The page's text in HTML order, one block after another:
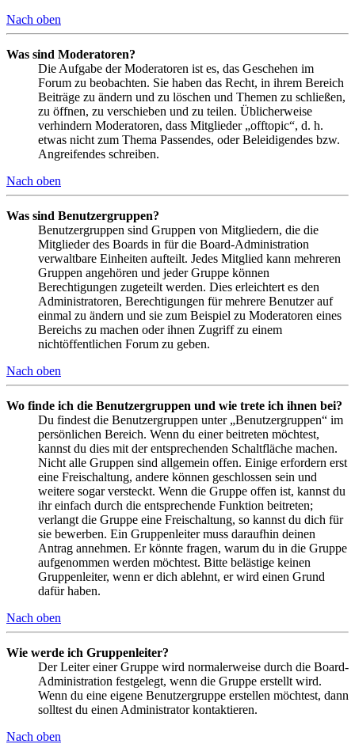
Nach oben
Was sind Moderatoren?
Die Aufgabe der Moderatoren ist es, das Geschehen im
Forum zu beobachten. Sie haben das Recht, in ihrem Bereich
Beiträge zu ändern und zu löschen und Themen zu schließen,
zu öffnen, zu verschieben und zu teilen. Üblicherweise
verhindern Moderatoren, dass Mitglieder „offtopic“, d. h.
etwas nicht zum Thema Passendes, oder Beleidigendes bzw.
Angreifendes schreiben.
Nach oben
Was sind Benutzergruppen?
Benutzergruppen sind Gruppen von Mitgliedern, die die
Mitglieder des Boards in für die Board-Administration
verwaltbare Einheiten aufteilt. Jedes Mitglied kann mehreren
Gruppen angehören und jeder Gruppe können
Berechtigungen zugeteilt werden. Dies erleichtert es den
Administratoren, Berechtigungen für mehrere Benutzer auf
einmal zu ändern und sie zum Beispiel zu Moderatoren eines
Bereichs zu machen oder ihnen Zugriff zu einem
nichtöffentlichen Forum zu geben.
Nach oben
Wo finde ich die Benutzergruppen und wie trete ich ihnen bei?
Du findest die Benutzergruppen unter „Benutzergruppen“ im
persönlichen Bereich. Wenn du einer beitreten möchtest,
kannst du dies mit der entsprechenden Schaltfläche machen.
Nicht alle Gruppen sind allgemein offen. Einige erfordern erst
eine Freischaltung, andere können geschlossen sein und
weitere sogar versteckt. Wenn die Gruppe offen ist, kannst du
ihr einfach durch die entsprechende Funktion beitreten;
verlangt die Gruppe eine Freischaltung, so kannst du dich für
sie bewerben. Ein Gruppenleiter muss daraufhin deinen
Antrag annehmen. Er könnte fragen, warum du in die Gruppe
aufgenommen werden möchtest. Bitte belästige keinen
Gruppenleiter, wenn er dich ablehnt, er wird einen Grund
dafür haben.
Nach oben
Wie werde ich Gruppenleiter?
Der Leiter einer Gruppe wird normalerweise durch die Board-
Administration festgelegt, wenn die Gruppe erstellt wird.
Wenn du eine eigene Benutzergruppe erstellen möchtest, dann
solltest du einen Administrator kontaktieren.
Nach oben